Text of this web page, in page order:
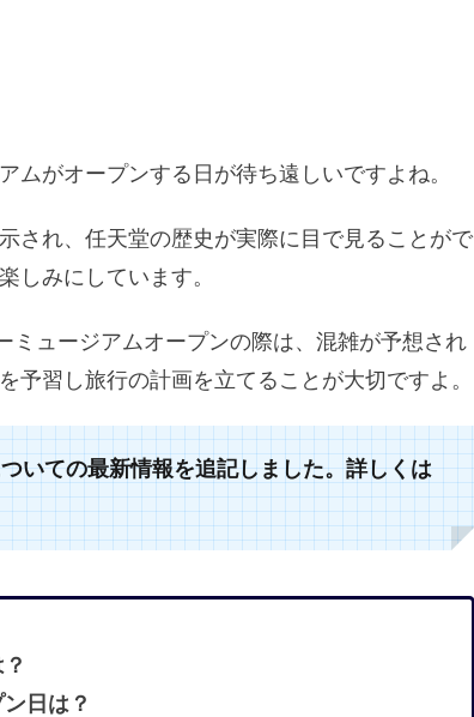
がオープンする日が待ち遠しいですよね。
され、任天堂の歴史が実際に目で見ることがで
しみにしています。
ュージアムオープンの際は、混雑が予想され
予習し旅行の計画を立てることが大切ですよ。
いての最新情報を追記しました。詳しくは
日は？